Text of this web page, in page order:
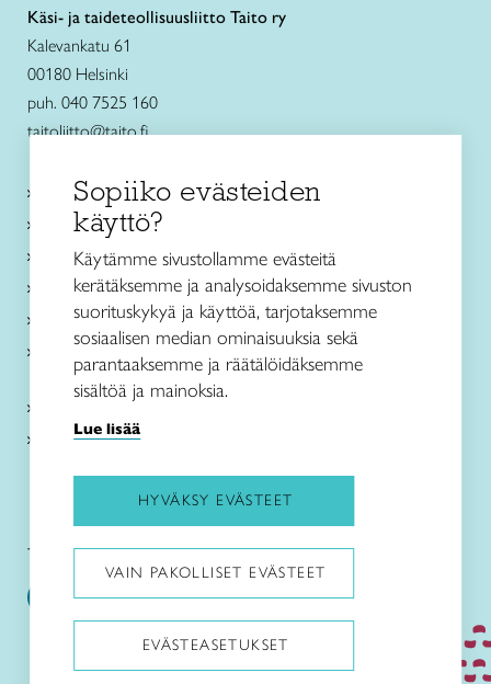
Käsi- ja taideteollisuusliitto Taito ry
Kalevankatu 61
00180 Helsinki
puh. 040 7525 160
taitoliitto@taito.fi
Käsityökurssit ja koulutus
Ajankohtaista
Käsityöohjeet
Me olemme Taito
Paikallinen toiminta
Verkkokaupat
Kirjaudu Arviin
Kirjaudu Taitocampukseen
Taitoliitto: Taito-lehti:
Sopiiko evästeiden
käyttö?
Käytämme sivustollamme evästeitä
kerätäksemme ja analysoidaksemme sivuston
suorituskykyä ja käyttöä, tarjotaksemme
sosiaalisen median ominaisuuksia sekä
parantaaksemme ja räätälöidäksemme
sisältöä ja mainoksia.
Lue lisää
HYVÄKSY EVÄSTEET
VAIN PAKOLLISET EVÄSTEET
EVÄSTEASETUKSET